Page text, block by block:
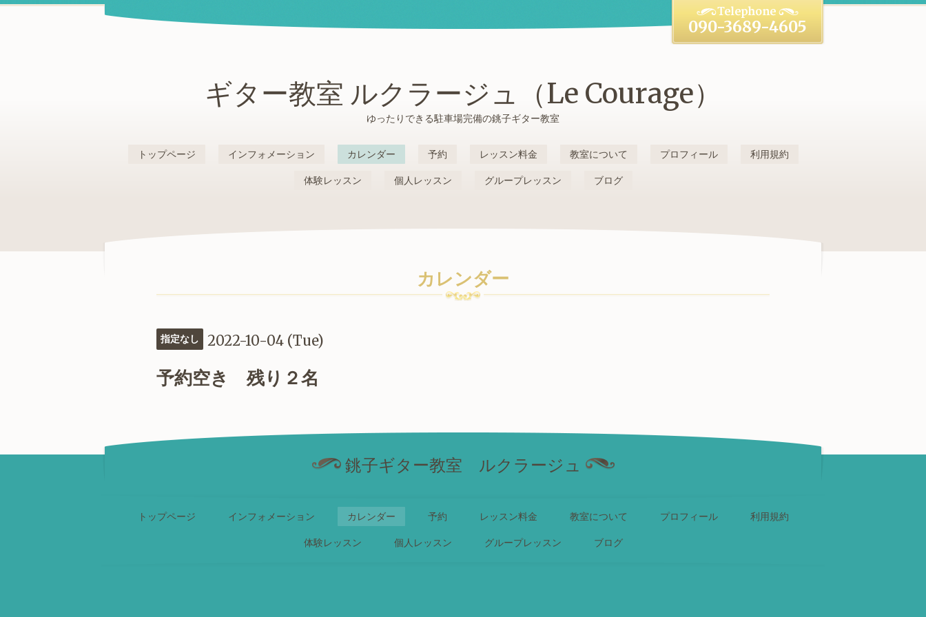
ギター教室 ルクラージュ（Le Courage）
ゆったりできる駐車場完備の銚子ギター教室
090-3689-4605
トップページ インフォメーション カレンダー 予約 レッスン料金 教室について プロフィール 利用規約
体験レッスン 個人レッスン グループレッスン ブログ
カレンダー
指定なし 2022-10-04 (Tue)
予約空き 残り２名
銚子ギター教室 ルクラージュ
トップページ インフォメーション カレンダー 予約 レッスン料金 教室について プロフィール 利用規約
体験レッスン 個人レッスン グループレッスン ブログ